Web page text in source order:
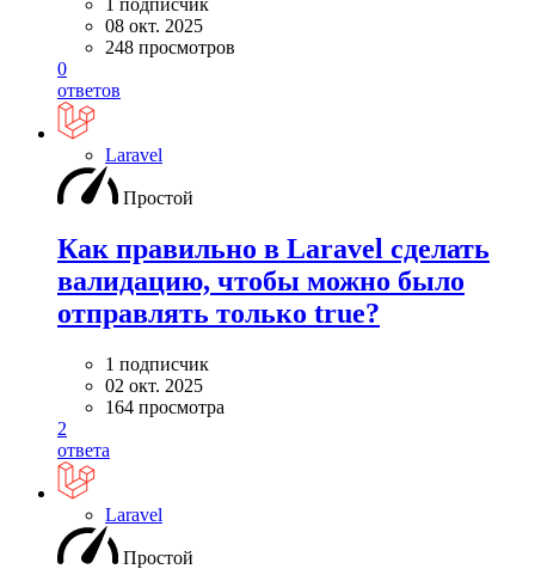
08 окт. 2025
248 просмотров
0
ответов
Laravel
Простой
Как правильно в Laravel сделать
валидацию, чтобы можно было
отправлять только true?
1 подписчик
02 окт. 2025
164 просмотра
2
ответа
Laravel
Простой